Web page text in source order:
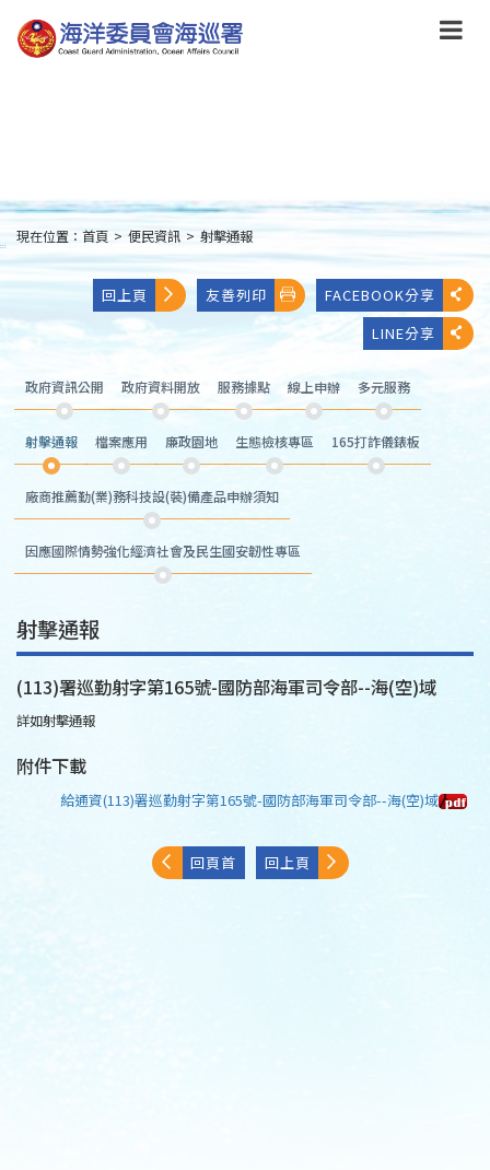
到
主
:::
現在位置： 首頁 > 便民資訊 > 射擊通報
回上頁 友善列印
FACEBOOK分享
LINE分享
政府資訊公開 政府資料開放 服務據點 線上申辦 多元服務
射擊通報 檔案應用 廉政園地 生態檢核專區 165打詐儀錶板
廠商推薦勤(業)務科技設(裝)備產品申辦須知
因應國際情勢強化經濟社會及民生國安韌性專區
射擊通報
(113)署巡勤射字第165號-國防部海軍司令部--海(空)域
詳如射擊通報
附件下載
給通資(113)署巡勤射字第165號-國防部海軍司令部--海(空)域
回頁首 回上頁